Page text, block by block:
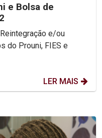
e Bolsa de
do Prouni, FIES e
LER MAIS